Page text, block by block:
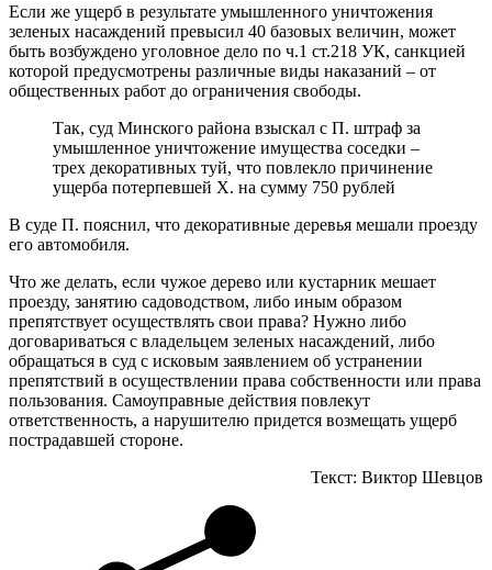
Если же ущерб в результате умышленного уничтожения
зеленых насаждений превысил 40 базовых величин, может
быть возбуждено уголовное дело по ч.1 ст.218 УК, санкцией
которой предусмотрены различные виды наказаний – от
общественных работ до ограничения свободы.
Так, суд Минского района взыскал с П. штраф за
умышленное уничтожение имущества соседки –
трех декоративных туй, что повлекло причинение
ущерба потерпевшей X. на сумму 750 рублей
В суде П. пояснил, что декоративные деревья мешали проезду
его автомобиля.
Что же делать, если чужое дерево или кустарник мешает
проезду, занятию садоводством, либо иным образом
препятствует осуществлять свои права? Нужно либо
договариваться с владельцем зеленых насаждений, либо
обращаться в суд с исковым заявлением об устранении
препятствий в осуществлении права собственности или права
пользования. Самоуправные действия повлекут
ответственность, а нарушителю придется возмещать ущерб
пострадавшей стороне.
Текст: Виктор Шевцов